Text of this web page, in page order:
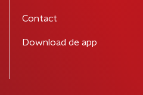
Contact
Download de app